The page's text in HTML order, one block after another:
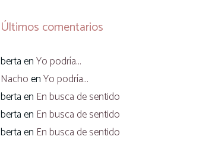
Últimos comentarios
bertaenYo podría…
NachoenYo podría…
bertaen En busca de sentido
bertaen En busca de sentido
bertaen En busca de sentido